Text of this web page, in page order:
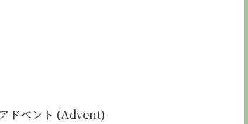
ドベント (Advent)